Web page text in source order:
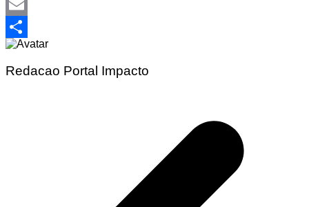
Telegram
Email
Share
Redacao Portal Impacto